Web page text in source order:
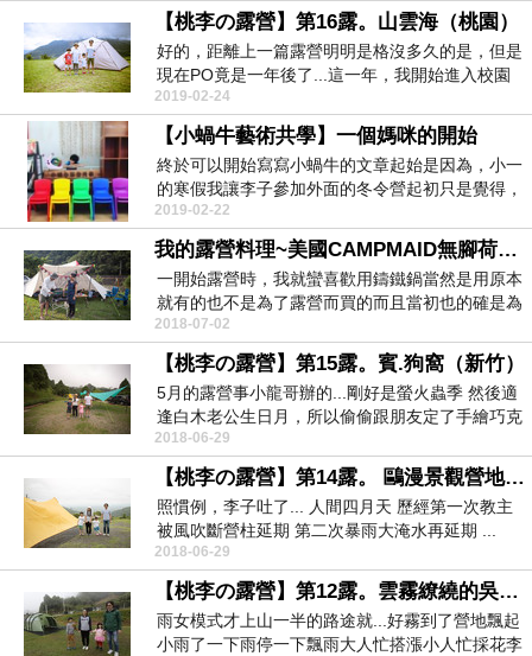
【桃李の露營】第16露。山雲海（桃園）
好的，距離上一篇露營明明是格沒多久的是，但是
現在PO竟是一年後了...這一年，我開始進入校園
教書加上...
2019-02-24
【小蝸牛藝術共學】一個媽咪的開始
終於可以開始寫寫小蝸牛的文章起始是因為，小一
的寒假我讓李子參加外面的冬令營起初只是覺得，
價錢不貴，讓...
2019-02-22
我的露營料理~美國CAMPMAID無腳荷蘭鍋料理手記
一開始露營時，我就蠻喜歡用鑄鐵鍋當然是用原本
就有的也不是為了露營而買的而且當初也的確是為
了造型顏色購...
2018-07-02
【桃李の露營】第15露。賓.狗窩（新竹）
5月的露營事小龍哥辦的...剛好是螢火蟲季 然後適
逢白木老公生日月，所以偷偷跟朋友定了手繪巧克
力片在...
2018-06-29
【桃李の露營】第14露。 鷗漫景觀營地.宜蘭
照慣例，李子吐了... 人間四月天 歷經第一次教主
被風吹斷營柱延期 第二次暴雨大淹水再延期 ...
2018-06-29
【桃李の露營】第12露。雲霧繚繞的吳老爹
雨女模式才上山一半的路途就...好霧到了營地飄起
小雨了一下雨停一下飄雨大人忙搭漲小人忙採花李